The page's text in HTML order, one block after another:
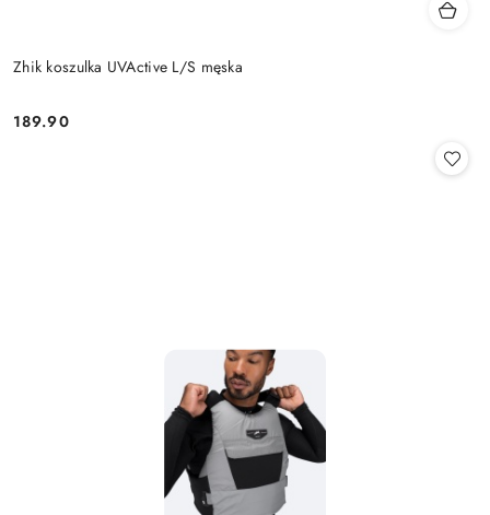
Zhik koszulka UVActive L/S męska
Cena:
189.90